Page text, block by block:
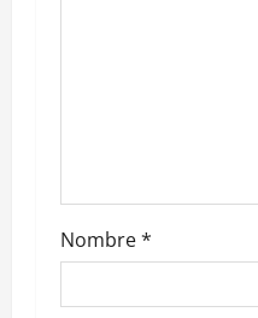
a
s
Nombre*